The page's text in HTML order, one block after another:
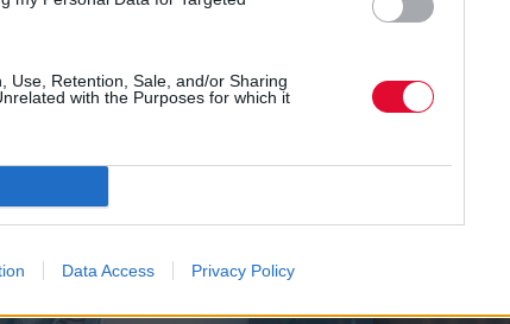
Use, Retention, Sale, and/or Sharing
with the Purposes for which it
Data Access Privacy Policy